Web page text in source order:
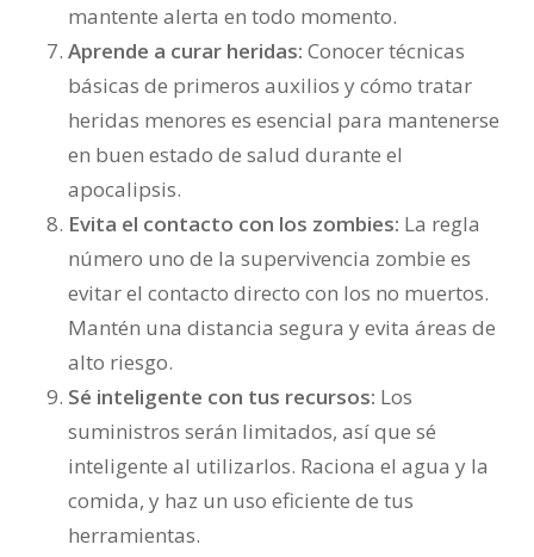
mantente alerta en todo momento.
Aprende a curar heridas: Conocer técnicas
básicas de primeros auxilios y cómo tratar
heridas menores es esencial para mantenerse
en buen estado de salud durante el
apocalipsis.
Evita el contacto con los zombies: La regla
número uno de la supervivencia zombie es
evitar el contacto directo con los no muertos.
Mantén una distancia segura y evita áreas de
alto riesgo.
Sé inteligente con tus recursos: Los
suministros serán limitados, así que sé
inteligente al utilizarlos. Raciona el agua y la
comida, y haz un uso eficiente de tus
herramientas.